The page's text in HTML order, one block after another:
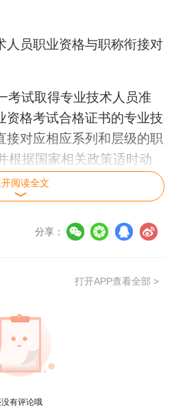
人员职业资格与职称衔接对
试取得专业技术人员准
资格考试合格证书的专业技
接对应相应系列和层级的职
根据国家相关政策适时动
范有关职业资格前已取得相
有证书继续有效，并可以按
和层级的职称（见附件
已取得相关职业资格的人
需换发本市职称证书。符合
条件的，可以持相应职业资
考试。
开阅读全文
分享：
打开APP查看全部 >
没有评论哦